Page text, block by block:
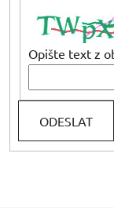
Opište text z
ODESLAT